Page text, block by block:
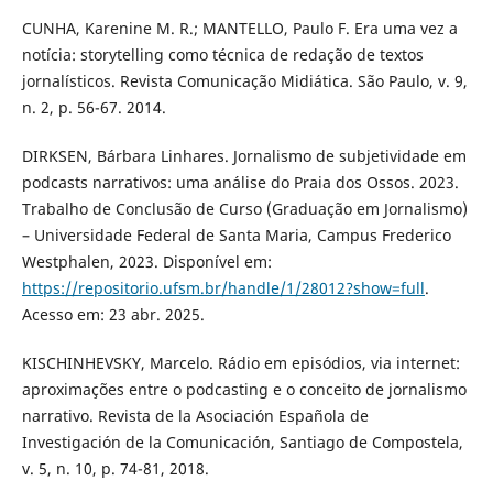
CUNHA, Karenine M. R.; MANTELLO, Paulo F. Era uma vez a
notícia: storytelling como técnica de redação de textos
jornalísticos. Revista Comunicação Midiática. São Paulo, v. 9,
n. 2, p. 56-67. 2014.
DIRKSEN, Bárbara Linhares. Jornalismo de subjetividade em
podcasts narrativos: uma análise do Praia dos Ossos. 2023.
Trabalho de Conclusão de Curso (Graduação em Jornalismo)
– Universidade Federal de Santa Maria, Campus Frederico
Westphalen, 2023. Disponível em:
https://repositorio.ufsm.br/handle/1/28012?show=full.
Acesso em: 23 abr. 2025.
KISCHINHEVSKY, Marcelo. Rádio em episódios, via internet:
aproximações entre o podcasting e o conceito de jornalismo
narrativo. Revista de la Asociación Española de
Investigación de la Comunicación, Santiago de Compostela,
v. 5, n. 10, p. 74-81, 2018.